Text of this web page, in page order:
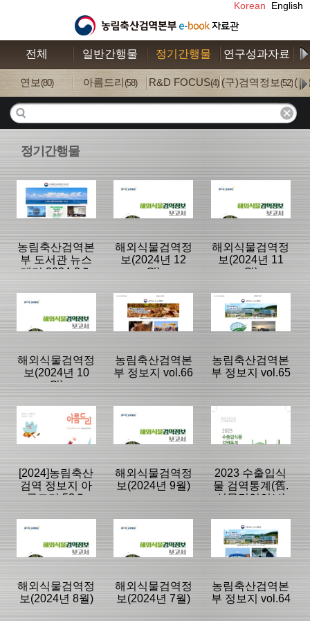
Korean English
전체 일반간행물 정기간행물 연구성과자료
연보(80) 아름드리(58) R&D FOCUS(4) (구)검역정보 (52) (
정기간행물
농림축산검역본
부 도서관 뉴스
레터 2024-2호
분류명 : 도서관
뉴스레터
|
2025/01/23
해외식물검역정
보(2024년 12
월)
분류명 : 국내외
동향정보
|
2025/01/02
해외식물검역정
보(2024년 11
월)
분류명 : 국내외
동향정보
2024/12/17
해외식물검역정
보(2024년 10
월)
분류명 : 국내외
동향정보
2024/11/12
농림축산검역본
부 정보지 vol.66
분류명 : 검역본
부 뉴스레터
|
2024/10/30
농림축산검역본
부 정보지 vol.65
분류명 : 검역본
부 뉴스레터
2024/10/30
[2024]농림축산
검역 정보지 아
름드리 52호
분류명 : 아름드
리
|
해외식물검역정
보(2024년 9월)
분류명 : 국내외
동향정보
|
2023 수출입식
물 검역통계(舊.
식물검역연보)
분류명 : 연보
해외식물검역정
보(2024년 8월)
해외식물검역정
보(2024년 7월)
농림축산검역본
부 정보지 vol.64